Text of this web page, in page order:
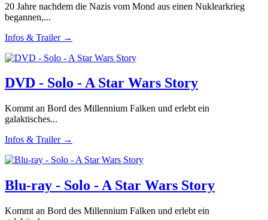
20 Jahre nachdem die Nazis vom Mond aus einen Nuklearkrieg
begannen,...
Infos & Trailer →
DVD - Solo - A Star Wars Story
Kommt an Bord des Millennium Falken und erlebt ein
galaktisches...
Infos & Trailer →
Blu-ray - Solo - A Star Wars Story
Kommt an Bord des Millennium Falken und erlebt ein